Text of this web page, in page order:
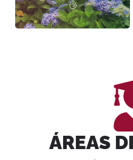
(3)
ÁREAS